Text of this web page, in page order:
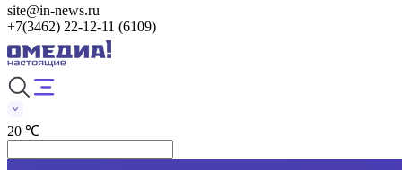
site@in-news.ru
+7(3462) 22-12-11 (6109)
20 ℃